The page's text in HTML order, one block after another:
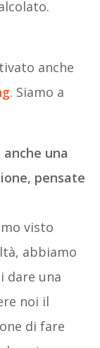
anche
. Siamo a
una
pensate
visto
abbiamo
dare una
noi il
di fare